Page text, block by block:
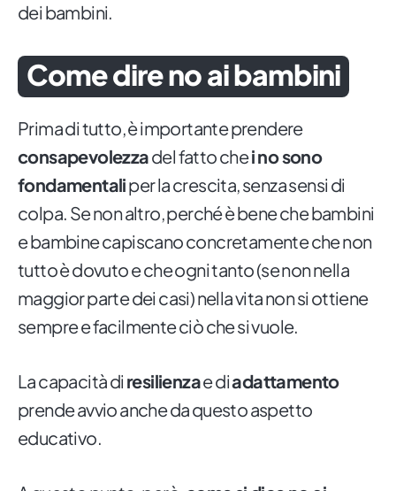
dei bambini.
Come dire no ai bambini
Prima di tutto, è importante prendere
consapevolezzadel fatto chei no sono
fondamentaliper la crescita, senza sensi di
colpa. Se non altro, perché è bene che bambini
e bambine capiscano concretamente che non
tutto è dovuto e che ogni tanto (se non nella
maggior parte dei casi) nella vita non si ottiene
sempre e facilmente ciò che si vuole.
La capacità di resilienzae diadattamento
prende avvio anche da questo aspetto
educativo.